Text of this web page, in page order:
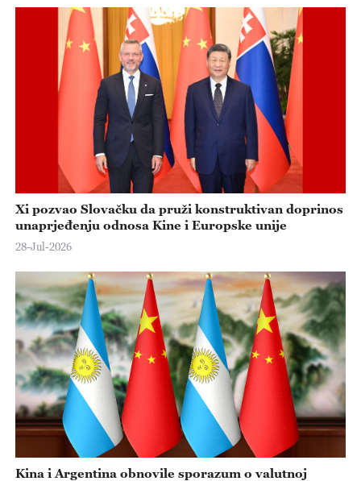
Xi pozvao Slovačku da pruži konstruktivan doprinos
unaprjeđenju odnosa Kine i Europske unije
28-Jul-2026
Kina i Argentina obnovile sporazum o valutnoj